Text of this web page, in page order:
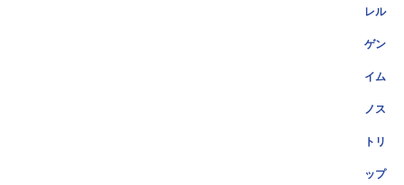
レル
ゲン
イム
ノス
トリ
ップ